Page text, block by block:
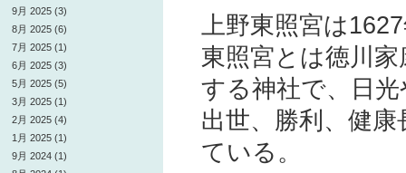
9月 2025 (3)
8月 2025 (6)
7月 2025 (1)
6月 2025 (3)
5月 2025 (5)
3月 2025 (1)
2月 2025 (4)
1月 2025 (1)
9月 2024 (1)
上野東照宮は
東照宮とは徳川
する神社で、日
出世、勝利、健
ている。